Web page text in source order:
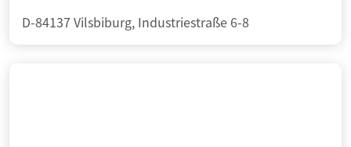
D-84137 Vilsbiburg, Industriestraße 6-8